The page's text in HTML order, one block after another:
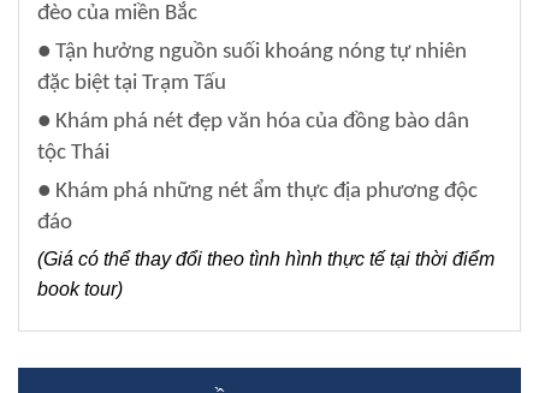
đèo của miền Bắc
● Tận hưởng nguồn suối khoáng nóng tự nhiên
đặc biệt tại Trạm Tấu
● Khám phá nét đẹp văn hóa của đồng bào dân
tộc Thái
● Khám phá những nét ẩm thực địa phương độc
đáo
(Giá có thể thay đổi theo tình hình thực tế tại thời điểm
book tour)